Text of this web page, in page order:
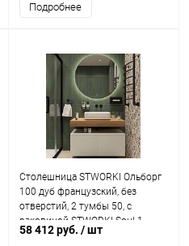
Подробнее
Столешница STWORKI Ольборг
100 дуб французский, без
отверстий, 2 тумбы 50, с
раковиной STWORKI Soul 1
белой
58 412 руб. / шт